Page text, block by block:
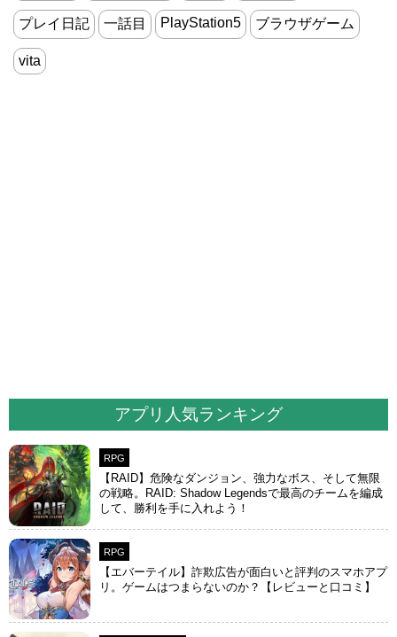
プレイ日記 一話目 PlayStation5 ブラウザゲーム
vita
アプリ人気ランキング
RPG
【RAID】危険なダンジョン、強力なボス、そして無限
の戦略。RAID: Shadow Legendsで最高のチームを編成
して、勝利を手に入れよう！
RPG
【エバーテイル】詐欺広告が面白いと評判のスマホアプ
リ。ゲームはつまらないのか？【レビューと口コミ】